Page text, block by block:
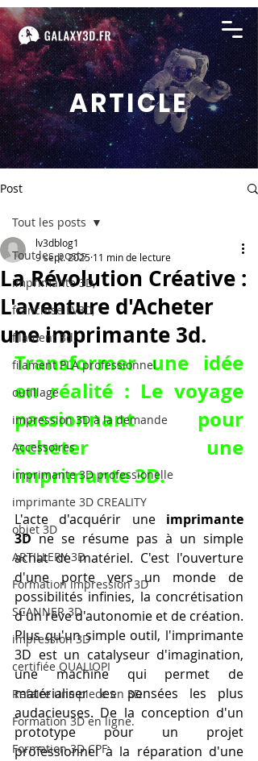
ARTICLE
Post
Tout les posts
imprimante 3D,
franchise LV3D,
filament 3d,
filament PLA professionnel
outillage
impression 3D à la demande
Accessoires
imprimante 3D professionelle
imprimante 3D CREALITY
objet 3D
ARTILLERY 3D
Formation impression 3D
SCANNER 3D
impression 3D
certifiée QUALIOPI
Refaire une piece en 3D
Formation 3D en ligne.
Formation 3D CPF
Tout les posts
La Révolution Créative :
L'aventure d'Acheter
une imprimante 3d.
lv3dblog1
9 sept. 2025 11 min de lecture
Transformer une idée
en réalité : Le voyage
passionnant pour
acheter une
imprimante 3D.
L'acte d'acquérir une imprimante
3D ne se résume pas à un simple
achat de matériel. C'est l'ouverture
d'une porte vers un monde de
possibilités infinies, la concrétisation
d'un rêve d'autonomie et de création.
Plus qu'un simple outil, l'imprimante
3D est un catalyseur d'imagination,
une machine qui permet de
matérialiser les pensées les plus
audacieuses. De la conception d'un
prototype pour un projet
professionnel à la réparation d'une